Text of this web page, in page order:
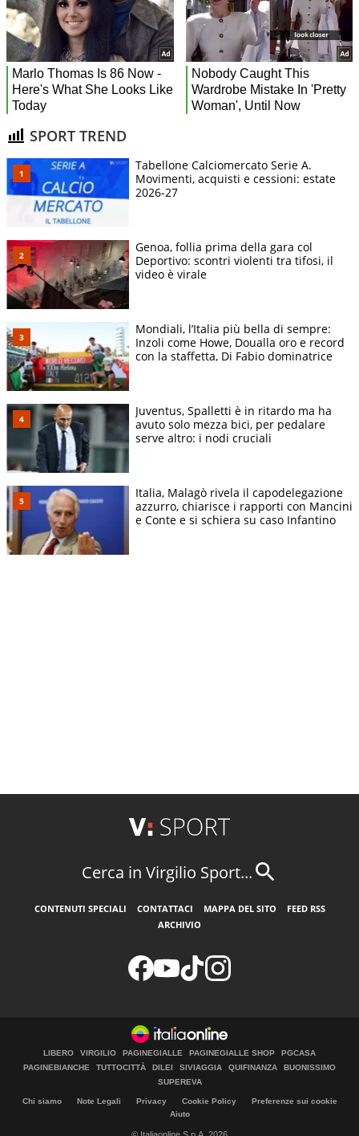
SPORT TREND
Tabellone Calciomercato Serie A.
Movimenti, acquisti e cessioni: estate
2026-27
Genoa, follia prima della gara col
Deportivo: scontri violenti tra tifosi, il
video è virale
Mondiali, l’Italia più bella di sempre:
Inzoli come Howe, Doualla oro e record
con la staffetta, Di Fabio dominatrice
Juventus, Spalletti è in ritardo ma ha
avuto solo mezza bici, per pedalare
serve altro: i nodi cruciali
Italia, Malagò rivela il capodelegazione
azzurro, chiarisce i rapporti con Mancini
e Conte e si schiera su caso Infantino
Cerca in Virgilio Sport...
CONTENUTI SPECIALI CONTATTACI MAPPA DEL SITO
FEED RSS
ARCHIVIO
LIBERO VIRGILIO PAGINEGIALLE PAGINEGIALLE SHOP
PGCASA
PAGINEBIANCHE
TUTTOCITTÀ DILEI SIVIAGGIA QUIFINANZA
BUONISSIMO
SUPEREVA
Chi siamo Note Legali Privacy Cookie Policy
Preferenze sui cookie
Aiuto